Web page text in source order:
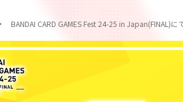
BANDAI CARD GAMES Fest 24-25 in Japan(FINAL)